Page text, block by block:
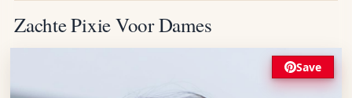
Zachte Pixie Voor Dames
Save